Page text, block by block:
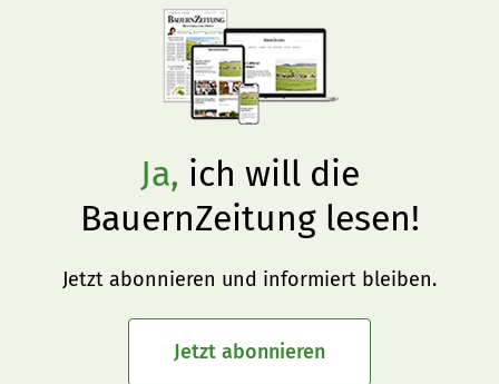
Ja, ich will die
BauernZeitung lesen!
Jetzt abonnieren und informiert bleiben.
Jetzt abonnieren